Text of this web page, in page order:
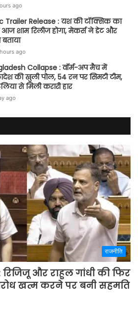
ago
Trailer Release : यश की टॉक्सिक का
आज शाम रिलीज होगा, मेकर्स ने डेट और
ago
Collapse : वॉर्म-अप मैच में
की खुली पोल, 54 रन पर सिमटी टीम,
से मिली करारी हार
ago
राजनीति
रिजिजू और राहुल गांधी की फिर
खत्म करने पर बनी सहमति